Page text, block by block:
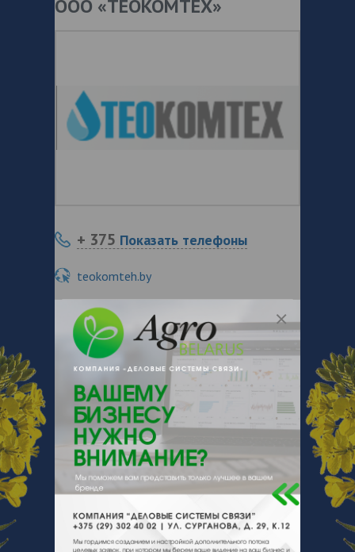
ООО «ТЕОКОМТЕХ»
+ 375 Показать телефоны
teokomteh.by
e-mail:
Беларусь, Минская обл., Минск, ул.
Cкрыганова, 39
О нас Отзывы
О компании
ООО «ТЕОКОМТЕХ» поставщик
широкого спектра оборудования и